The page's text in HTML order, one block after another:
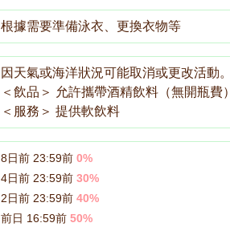
根據需要準備泳衣、更換衣物等
因天氣或海洋狀況可能取消或更改活動。
＜飲品＞ 允許攜帶酒精飲料（無開瓶費）
＜服務＞ 提供軟飲料
8日前 23:59前 0%
4日前 23:59前 30%
2日前 23:59前 40%
前日 16:59前 50%